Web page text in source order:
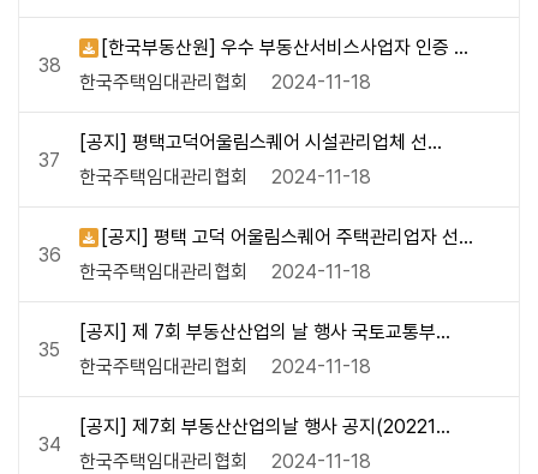
38
[한국부동산원] 우수 부동산서비스사업자 인증 홍
보 및 참여 협조 요청(20230613)
한국주택임대관리협회 2024-11-18
37
[공지] 평택고덕어울림스퀘어 시설관리업체 선정
결과 통지(20230327)
한국주택임대관리협회 2024-11-18
36
[공지] 평택 고덕 어울림스퀘어 주택관리업자 선
정 공고(20230228)
한국주택임대관리협회 2024-11-18
35
[공지] 제 7회 부동산산업의 날 행사 국토교통부
장관표창 공지(20221114)
한국주택임대관리협회 2024-11-18
34
[공지] 제7회 부동산산업의날 행사 공지(202211
01)
한국주택임대관리협회 2024-11-18